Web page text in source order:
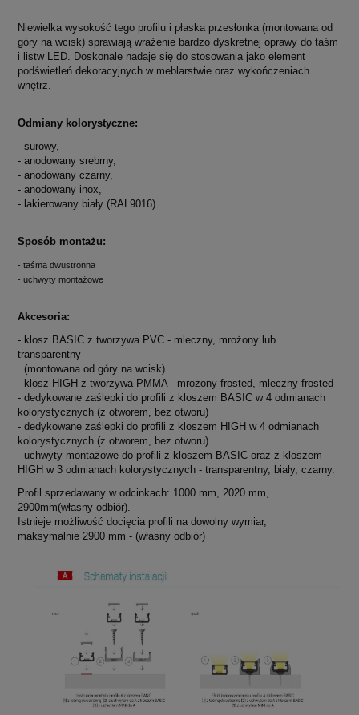
Niewielka wysokość tego profilu i płaska przesłonka (montowana od
góry na wcisk) sprawiają wrażenie bardzo dyskretnej oprawy do taśm
i listw LED. Doskonale nadaje się do stosowania jako element
podświetleń dekoracyjnych w meblarstwie oraz wykończeniach
wnętrz.
Odmiany kolorystyczne:
- surowy,
- anodowany srebrny,
- anodowany czarny,
- anodowany inox,
- lakierowany biały (RAL9016)
Sposób montażu:
- taśma dwustronna
- uchwyty montażowe
Akcesoria:
- klosz BASIC z tworzywa PVC - mleczny, mrożony lub
transparentny
(montowana od góry na wcisk)
- klosz HIGH z tworzywa PMMA - mrożony frosted, mleczny frosted
- dedykowane zaślepki do profili z kloszem BASIC w 4 odmianach
kolorystycznych (z otworem, bez otworu)
- dedykowane zaślepki do profili z kloszem HIGH w 4 odmianach
kolorystycznych (z otworem, bez otworu)
- uchwyty montażowe do profili z kloszem BASIC oraz z kloszem
HIGH w 3 odmianach kolorystycznych - transparentny, biały, czarny.
Profil sprzedawany w odcinkach: 1000 mm, 2020 mm,
2900mm(własny odbiór).
Istnieje możliwość docięcia profili na dowolny wymiar,
maksymalnie 2900 mm - (własny odbiór)